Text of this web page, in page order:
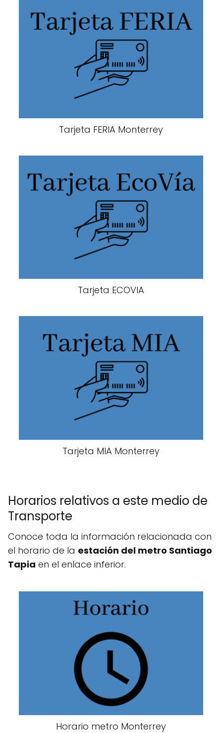
Tarjeta FERIA Monterrey
Tarjeta ECOVIA
Tarjeta MIA Monterrey
Horarios relativos a este medio de
Transporte
Conoce toda la información relacionada con
el horario de la estación del metro Santiago
Tapia en el enlace inferior.
Horario metro Monterrey